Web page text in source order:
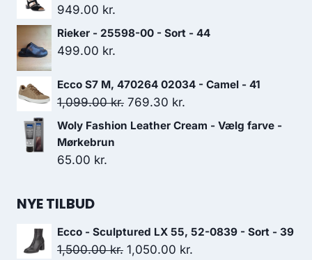
949.00 kr.
Rieker - 25598-00 - Sort - 44
499.00 kr.
Ecco S7 M, 470264 02034 - Camel - 41
1,099.00kr. Den
oprindelige
769.30 kr.
aktuelle
Woly Fashion Leather Cream - Vælg farve -
Mørkebrun
65.00 kr.
NYE TILBUD
Ecco - Sculptured LX 55, 52-0839 - Sort - 39
1,500.00kr. Den
1,050.00 kr.